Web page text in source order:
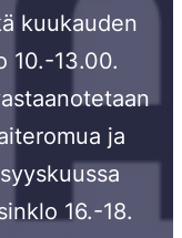
kuukauden
10.-13.00.
ja
16.-18.